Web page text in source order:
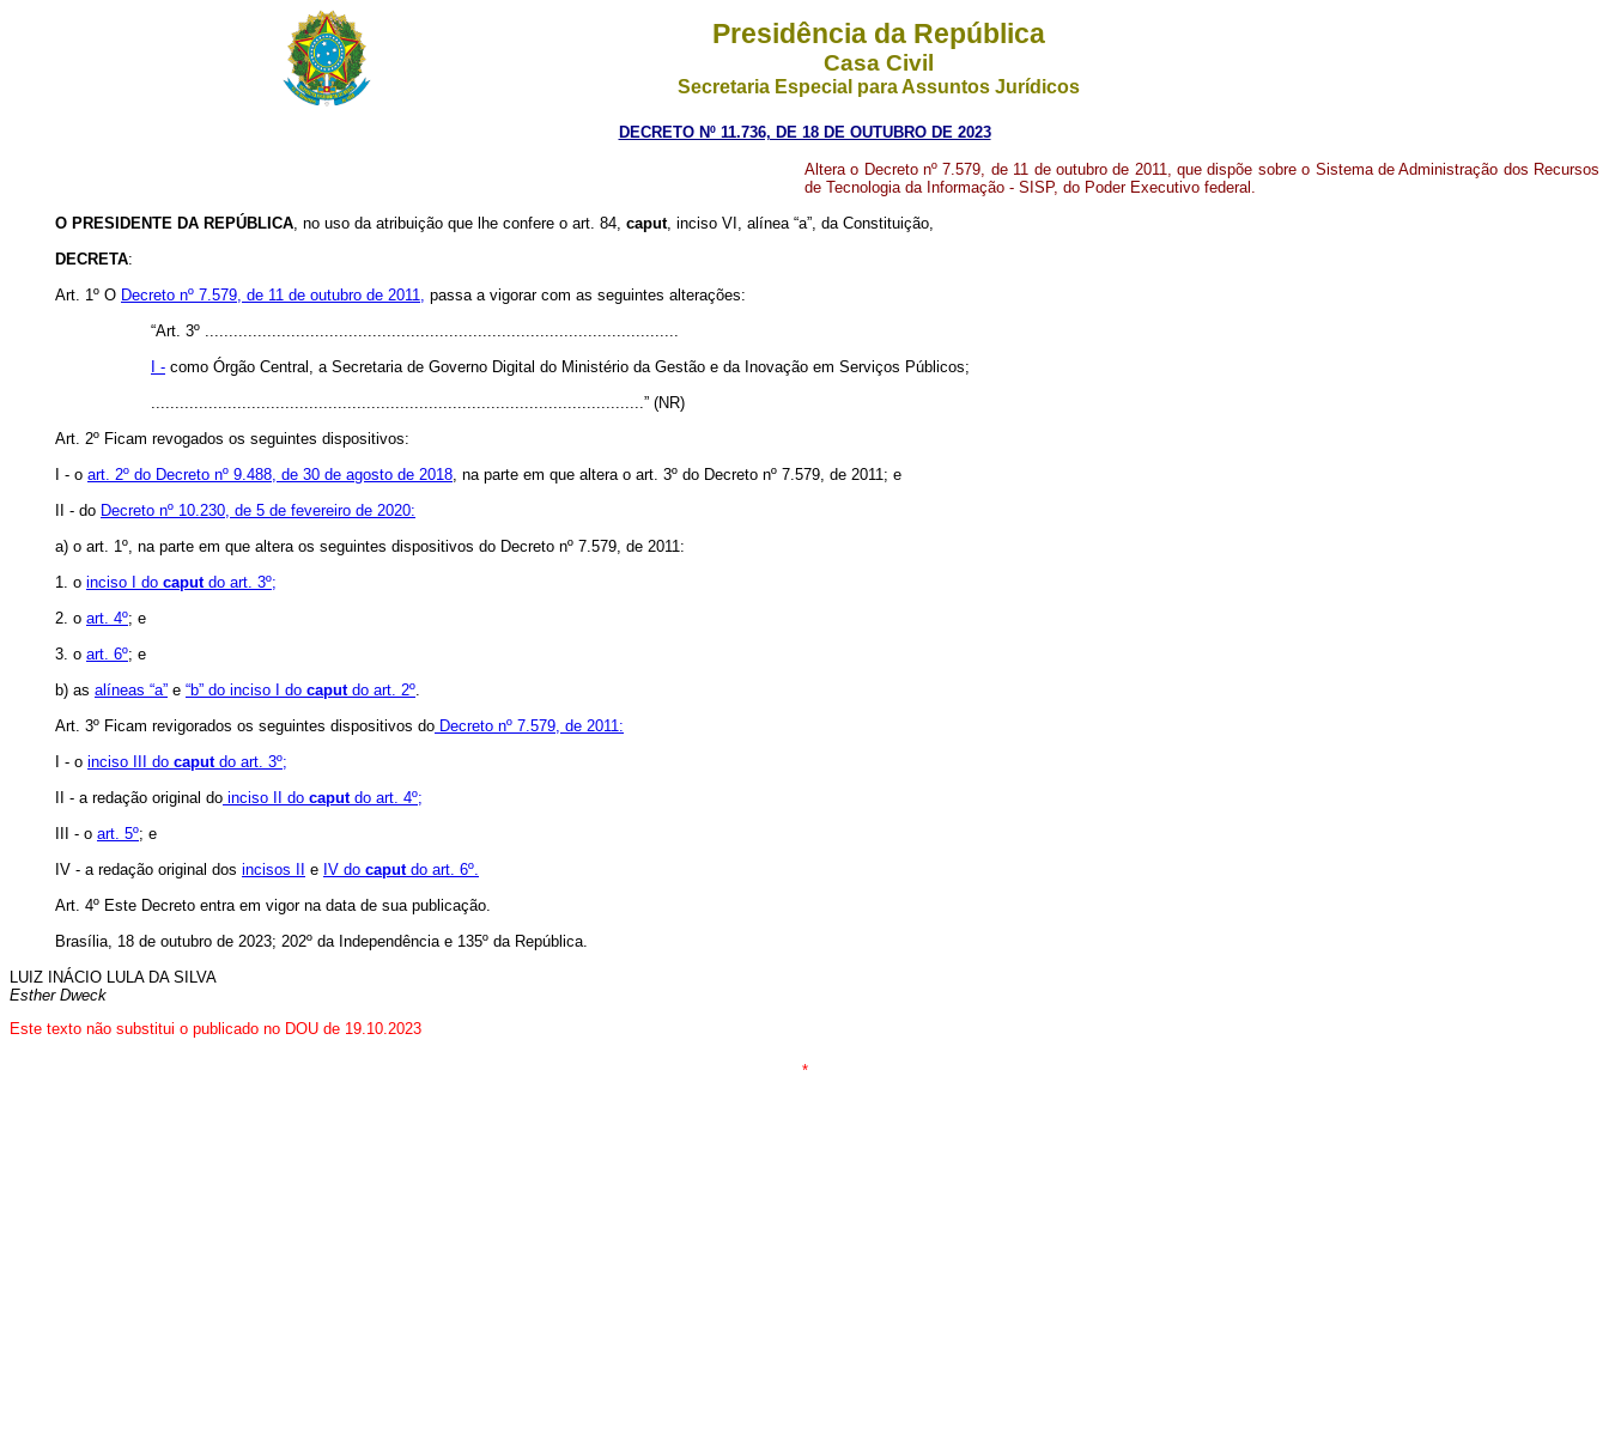
Presidência da República
Casa Civil
Secretaria Especial para Assuntos Jurídicos
DECRETO Nº 11.736, DE 18 DE OUTUBRO DE 2023
Altera o Decreto nº 7.579, de 11 de outubro de 2011, que dispõe sobre o Sistema de Administração dos Recursos
de Tecnologia da Informação - SISP, do Poder Executivo federal.
O PRESIDENTE DA REPÚBLICA, no uso da atribuição que lhe confere o art. 84, caput, inciso VI, alínea “a”, da Constituição,
DECRETA:
Art. 1º O Decreto nº 7.579, de 11 de outubro de 2011, passa a vigorar com as seguintes alterações:
“Art. 3º ...................................................................................................
I - como Órgão Central, a Secretaria de Governo Digital do Ministério da Gestão e da Inovação em Serviços Públicos;
.......................................................................................................” (NR)
Art. 2º Ficam revogados os seguintes dispositivos:
I - o art. 2º do Decreto nº 9.488, de 30 de agosto de 2018, na parte em que altera o art. 3º do Decreto nº 7.579, de 2011; e
II - do Decreto nº 10.230, de 5 de fevereiro de 2020:
a) o art. 1º, na parte em que altera os seguintes dispositivos do Decreto nº 7.579, de 2011:
1. o inciso I do caputdo art. 3º;
2. o art. 4º; e
3. o art. 6º; e
b) as alíneas “a” e “b” do inciso I do caputdo art. 2º.
Art. 3º Ficam revigorados os seguintes dispositivos do Decreto nº 7.579, de 2011:
I - o inciso III do caputdo art. 3º;
II - a redação original do inciso II do caputdo art. 4º;
III - o art. 5º; e
IV - a redação original dos incisos II e IV do caputdo art. 6º.
Art. 4º Este Decreto entra em vigor na data de sua publicação.
Brasília, 18 de outubro de 2023; 202º da Independência e 135º da República.
LUIZ INÁCIO LULA DA SILVA
Esther Dweck
Este texto não substitui o publicado no DOU de 19.10.2023
*